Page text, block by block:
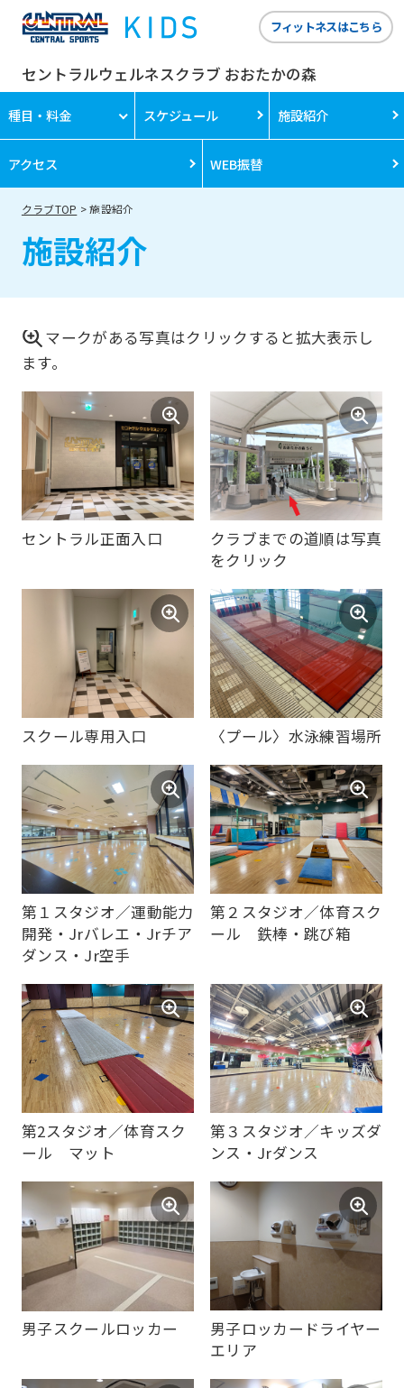
セントラルウェルネスクラブ おおたかの森
フィットネスはこちら
種目・料金 スケジュール 施設紹介
アクセス WEB振替
クラブTOP 施設紹介
施設紹介
マークがある写真はクリックすると拡大表示し
ます。
セントラル正面入口
クラブまでの道順は写真
をクリック
スクール専用入口 〈プール〉水泳練習場所
第１スタジオ／運動能力
開発・Jrバレエ・Jrチア
ダンス・Jr空手
第２スタジオ／体育スク
ール 鉄棒・跳び箱
第2スタジオ／体育スク
ール マット
第３スタジオ／キッズダ
ンス・Jrダンス
男子スクールロッカー
男子ロッカードライヤー
エリア
For
foreigners
Central
official
website
is
automatically
translated
into
Click
the
link
below
(start
automatic
translation)
to
return
to
the
top
page.
However,